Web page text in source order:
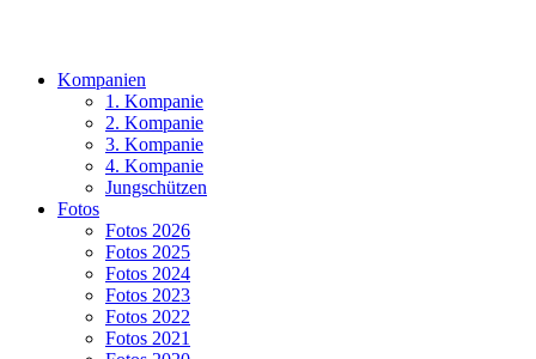
Kompanien
1. Kompanie
2. Kompanie
3. Kompanie
4. Kompanie
Jungschützen
Fotos
Fotos 2026
Fotos 2025
Fotos 2024
Fotos 2023
Fotos 2022
Fotos 2021